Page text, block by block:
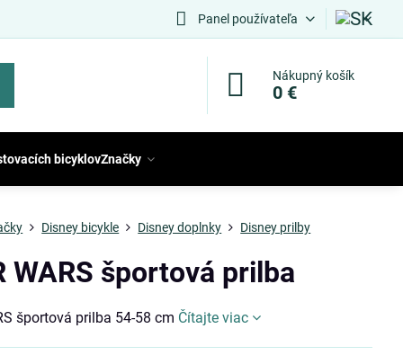
Panel používateľa
Nákupný košík
0 €
bicyklovZnačky
Disney bicykle Disney doplnky Disney prilby
WARS športová prilba
športová prilba 54-58 cm Čítajte viac